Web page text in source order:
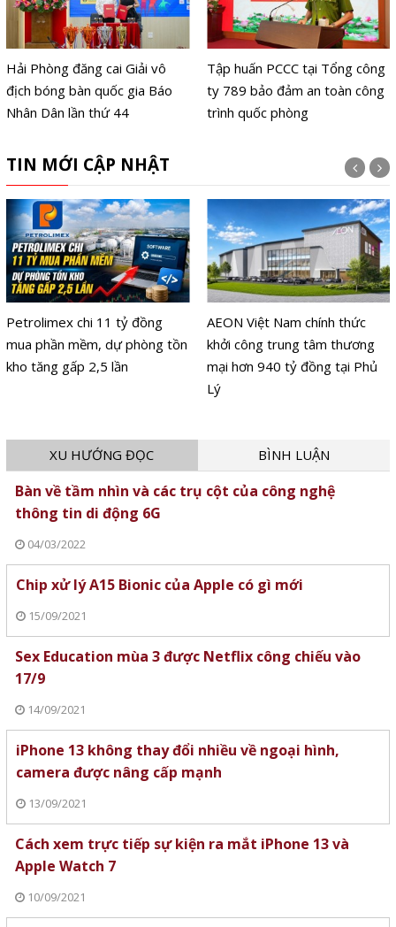
Hải Phòng đăng cai Giải vô
địch bóng bàn quốc gia Báo
Nhân Dân lần thứ 44
Tập huấn PCCC tại Tổng công
ty 789 bảo đảm an toàn công
trình quốc phòng
TIN MỚI CẬP NHẬT
Petrolimex chi 11 tỷ đồng
mua phần mềm, dự phòng tồn
kho tăng gấp 2,5 lần
AEON Việt Nam chính thức
khởi công trung tâm thương
mại hơn 940 tỷ đồng tại Phủ
Lý
XU HƯỚNG ĐỌC BÌNH LUẬN
Bàn về tầm nhìn và các trụ cột của công nghệ
thông tin di động 6G
04/03/2022
Chip xử lý A15 Bionic của Apple có gì mới
15/09/2021
Sex Education mùa 3 được Netflix công chiếu vào
17/9
14/09/2021
iPhone 13 không thay đổi nhiều về ngoại hình,
camera được nâng cấp mạnh
13/09/2021
Cách xem trực tiếp sự kiện ra mắt iPhone 13 và
Apple Watch 7
10/09/2021